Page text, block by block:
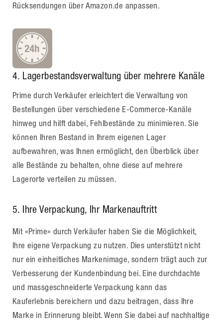
Rücksendungen über Amazon.de anpassen.
4. Lagerbestandsverwaltung über mehrere Kanäle
Prime durch Verkäufer erleichtert die Verwaltung von
Bestellungen über verschiedene E-Commerce-Kanäle
hinweg und hilft dabei, Fehlbestände zu minimieren. Sie
können Ihren Bestand in Ihrem eigenen Lager
aufbewahren, was Ihnen ermöglicht, den Überblick über
alle Bestände zu behalten, ohne diese auf mehrere
Lagerorte verteilen zu müssen.
5. Ihre Verpackung, Ihr Markenauftritt
Mit «Prime» durch Verkäufer haben Sie die Möglichkeit,
Ihre eigene Verpackung zu nutzen. Dies unterstützt nicht
nur ein einheitliches Markenimage, sondern trägt auch zur
Verbesserung der Kundenbindung bei. Eine durchdachte
und massgeschneiderte Verpackung kann das
Kauferlebnis bereichern und dazu beitragen, dass Ihre
Marke in Erinnerung bleibt. Wenn Sie dabei auf nachhaltige